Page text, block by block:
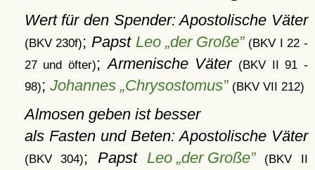
Wert für den Spender: Apostolische Väter
(BKV 230f);Papst Leo „der Große” (BKV I 22 -
27 und öfter);Armenische Väter (BKV II 91 -
98); Johannes „Chrysostomus” (BKV VII 212)
Almosen geben ist besser
als Fasten und Beten: Apostolische Väter
(BKV 304);Papst Leo „der Große”
(BKV II